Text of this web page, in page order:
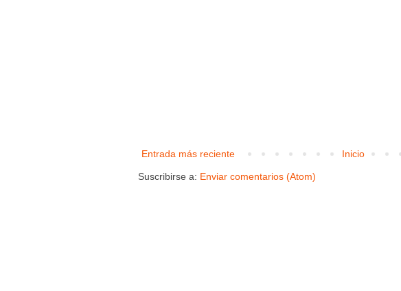
Entrada más reciente Inicio
Suscribirse a: Enviar comentarios (Atom)